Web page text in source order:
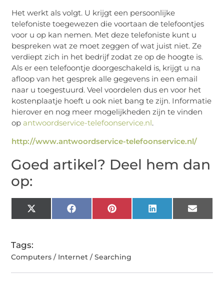
Het werkt als volgt. U krijgt een persoonlijke
telefoniste toegewezen die voortaan de telefoontjes
voor u op kan nemen. Met deze telefoniste kunt u
bespreken wat ze moet zeggen of wat juist niet. Ze
verdiept zich in het bedrijf zodat ze op de hoogte is.
Als er een telefoontje doorgeschakeld is, krijgt u na
afloop van het gesprek alle gegevens in een email
naar u toegestuurd. Veel voordelen dus en voor het
kostenplaatje hoeft u ook niet bang te zijn. Informatie
hierover en nog meer mogelijkheden zijn te vinden
op antwoordservice-telefoonservice.nl.
http://www.antwoordservice-telefoonservice.nl/
Goed artikel? Deel hem dan
op:
X
(Twitter)
FacebookPinterestLinkedIn Email
Tags:
Computers / Internet / Searching